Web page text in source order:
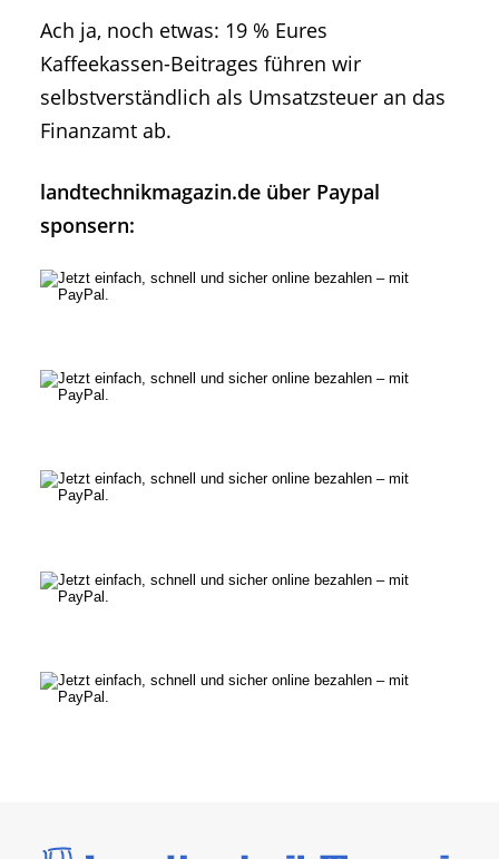
Ach ja, noch etwas: 19 % Eures
Kaffeekassen-Beitrages führen wir
selbstverständlich als Umsatzsteuer an das
Finanzamt ab.
landtechnikmagazin.de über Paypal
sponsern: